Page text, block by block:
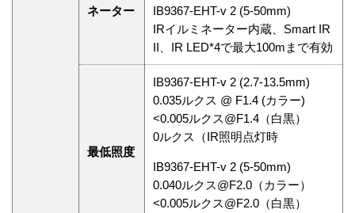
ネーター
IB9367-EHT-v 2 (5-50mm)
IRイルミネーター内蔵、Smart IR
II、IR LED*4で最大100mまで有効
最低照度
IB9367-EHT-v 2 (2.7-13.5mm)
0.035ルクス @ F1.4 (カラー)
<0.005ルクス@F1.4（白黒）
0ルクス（IR照明点灯時
IB9367-EHT-v 2 (5-50mm)
0.040ルクス@F2.0（カラー）
<0.005ルクス@F2.0（白黒）